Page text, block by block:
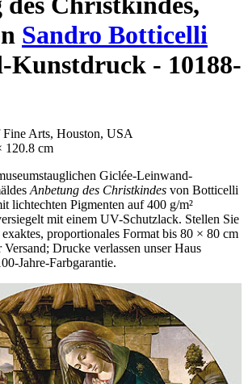
Sandro Botticelli
Kunstdruck - 10188-
Fine Arts, Houston, USA
120.8 cm
Giclée-Leinwand-
Anbetung des Christkindes von Botticelli
lichtechten Pigmenten auf 400 g/m²
mit einem UV-Schutzlack. Stellen Sie
proportionales Format bis 80 × 80 cm
Drucke verlassen unser Haus
Jahre-Farbgarantie.